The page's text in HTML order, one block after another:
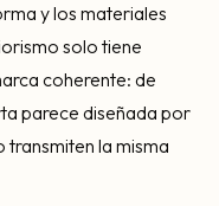
y los materiales
solo tiene
coherente: de
parece diseñada por
transmiten la misma